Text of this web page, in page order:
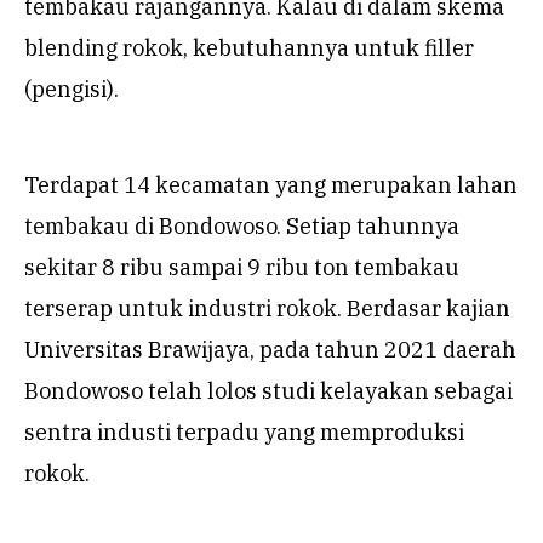
tembakau rajangannya. Kalau di dalam skema
blending rokok, kebutuhannya untuk filler
(pengisi).
Terdapat 14 kecamatan yang merupakan lahan
tembakau di Bondowoso. Setiap tahunnya
sekitar 8 ribu sampai 9 ribu ton tembakau
terserap untuk industri rokok. Berdasar kajian
Universitas Brawijaya, pada tahun 2021 daerah
Bondowoso telah lolos studi kelayakan sebagai
sentra industi terpadu yang memproduksi
rokok.